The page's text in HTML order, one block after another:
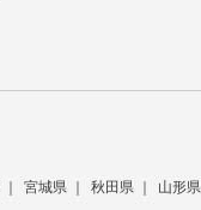
宮城県 秋田県 山形県